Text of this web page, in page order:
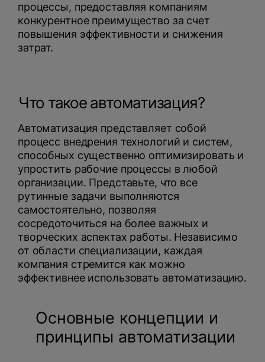
процессы, предоставляя компаниям
конкурентное преимущество за счет
повышения эффективности и снижения
затрат.
Что такое автоматизация?
Автоматизация представляет собой
процесс внедрения технологий и систем,
способных существенно оптимизировать и
упростить рабочие процессы в любой
организации. Представьте, что все
рутинные задачи выполняются
самостоятельно, позволяя
сосредоточиться на более важных и
творческих аспектах работы. Независимо
от области специализации, каждая
компания стремится как можно
эффективнее использовать автоматизацию.
Основные концепции и
принципы автоматизации